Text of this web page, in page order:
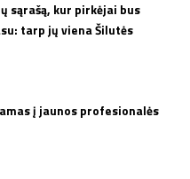
sąrašą, kur pirkėjai bus
tarp jų viena Šilutės
į jaunos profesionalės